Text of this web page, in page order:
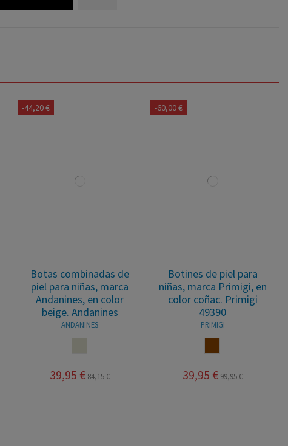
-44,20 €
Botas combinadas de
piel para niñas, marca
Andanines, en color
beige. Andanines
ANDANINES
39,95 €84,15 €
-60,00 €
Botines de piel para
niñas, marca Primigi, en
color coñac. Primigi
49390
PRIMIGI
39,95 €99,95 €